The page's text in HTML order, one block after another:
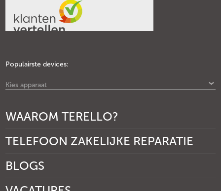
Populairste devices:
Kies apparaat
WAAROM TERELLO?
TELEFOON ZAKELIJKE REPARATIE
BLOGS